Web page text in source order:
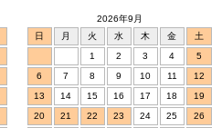
2026年9月
日
月 火 水 木 金
土
1
2 3 4
5
6
7 8 9 10 11
12
13
14 15 16 17 18
19
20
21 22 23 24 25
26